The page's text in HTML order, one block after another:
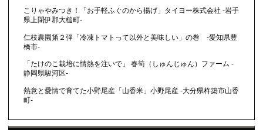
こりゃやみつき！「お手軽ふぐのから揚げ」タイヨー株式会社 -岩手
県上閉伊郡大槌町-
仁枝農園第２弾「冷凍トマトって以外と美味しい」の巻 -愛知県豊
橋市-
「たけのこ栽培に情熱を注いで」 春筍（しゅんじゅん）ファーム -
静岡県駿河区-
熱意と愛情で育てた小野尾産「山香米」小野尾産 -大分県杵築市山香
町-